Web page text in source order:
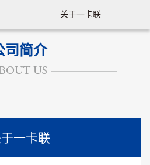
关于一卡联
司简介
一卡联